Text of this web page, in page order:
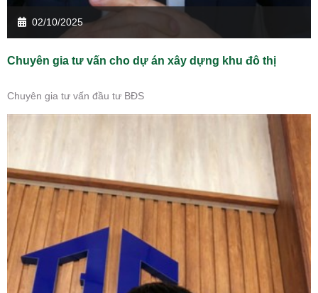
02/10/2025
Chuyên gia tư vấn cho dự án xây dựng khu đô thị
Chuyên gia tư vấn đầu tư BĐS